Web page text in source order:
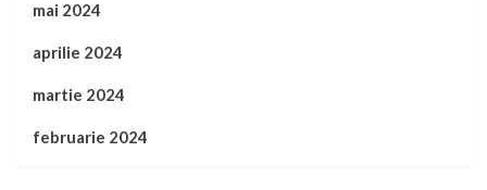
mai 2024
aprilie 2024
martie 2024
februarie 2024